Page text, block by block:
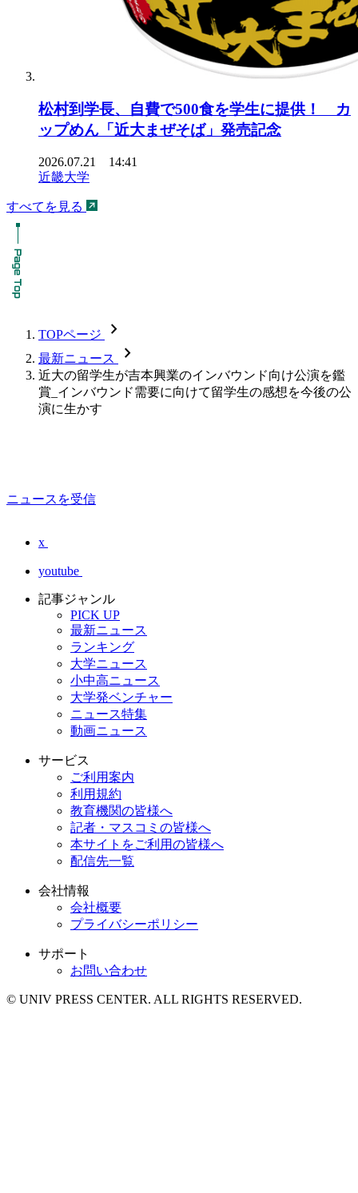
松村到学長、自費で500食を学生に提供！ カ
ップめん「近大まぜそば」発売記念
2026.07.21 14:41
近畿大学
すべてを見る
TOPページ chevron_forward
最新ニュース chevron_forward
近大の留学生が吉本興業のインバウンド向け公演を鑑
賞_インバウンド需要に向けて留学生の感想を今後の公
演に生かす
ニュースを受信
x
youtube
記事ジャンル
PICK UP
最新ニュース
ランキング
大学ニュース
小中高ニュース
大学発ベンチャー
ニュース特集
動画ニュース
サービス
ご利用案内
利用規約
教育機関の皆様へ
記者・マスコミの皆様へ
本サイトをご利用の皆様へ
配信先一覧
会社情報
会社概要
プライバシーポリシー
サポート
お問い合わせ
© UNIV PRESS CENTER. ALL RIGHTS RESERVED.